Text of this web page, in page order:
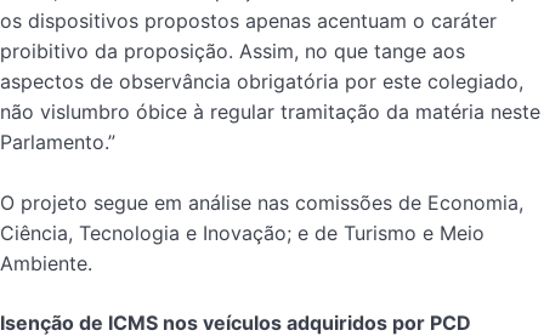
os dispositivos propostos apenas acentuam o caráter
proibitivo da proposição. Assim, no que tange aos
aspectos de observância obrigatória por este colegiado,
não vislumbro óbice à regular tramitação da matéria neste
Parlamento.”
O projeto segue em análise nas comissões de Economia,
Ciência, Tecnologia e Inovação; e de Turismo e Meio
Ambiente.
Isenção de ICMS nos veículos adquiridos por PCD